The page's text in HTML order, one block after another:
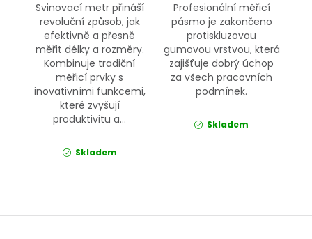
Svinovací metr přináší
revoluční způsob, jak
efektivně a přesně
měřit délky a rozměry.
Kombinuje tradiční
měřicí prvky s
inovativními funkcemi,
které zvyšují
produktivitu a...
Skladem
Profesionální měřicí
pásmo je zakončeno
protiskluzovou
gumovou vrstvou, která
zajišťuje dobrý úchop
za všech pracovních
podmínek.
Skladem